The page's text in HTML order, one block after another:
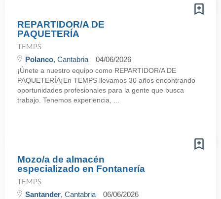
REPARTIDOR/A DE
PAQUETERÍA
TEMPS
Polanco, Cantabria 04/06/2026
¡Únete a nuestro equipo como REPARTIDOR/A DE
PAQUETERÍA¡En TEMPS llevamos 30 años encontrando
oportunidades profesionales para la gente que busca
trabajo. Tenemos experiencia, ...
Mozo/a de almacén
especializado en Fontanería
TEMPS
Santander, Cantabria 06/06/2026